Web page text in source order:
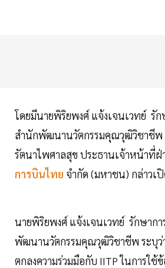
โดยมีนายพิริยพงศ์ แจ้งเจนเวทย์ รัก
สำนักพัฒนานวัตกรรมคุณวุฒิวิชาชีพ
รัตนาไพศาลสุข ประธานเจ้าหน้าที่
การบินไทย จำกัด (มหาชน) กล่าวเ
นายพิริยพงศ์ แจ้งเจนเวทย์ รักษาก
พัฒนานวัตกรรมคุณวุฒิวิชาชีพ ระบุ
ตกลงความร่วมมือกับ IITP ในการใช้